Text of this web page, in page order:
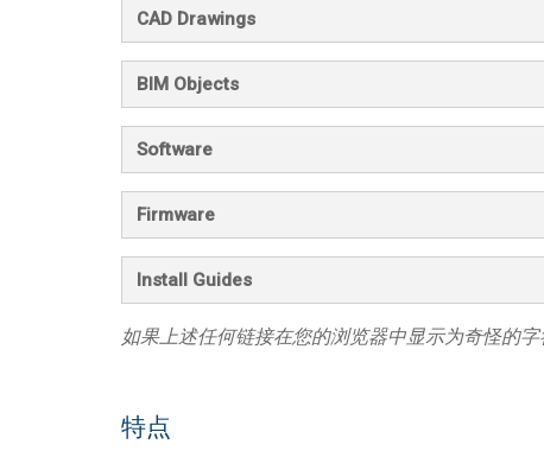
CAD Drawings
BIM Objects
Software
Firmware
Install Guides
如果上述任何链接在您的浏览器中显示为奇怪的
特点